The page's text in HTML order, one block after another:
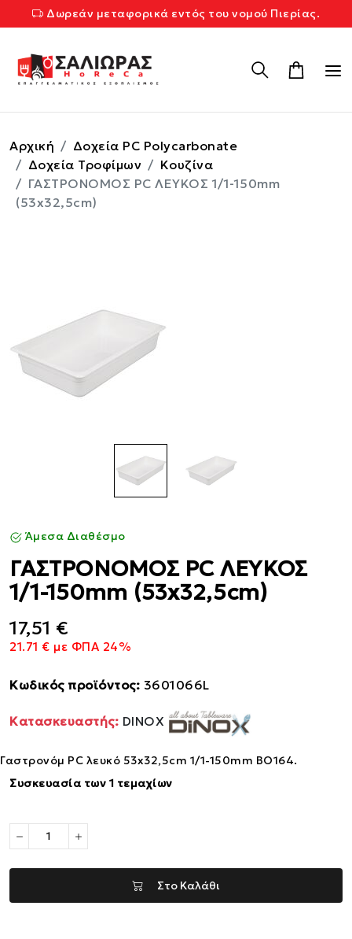
Δωρεάν μεταφορικά εντός του νομού Πιερίας.
Αρχική
Δοχεία PC Polycarbonate
Δοχεία Τροφίμων
Κουζίνα
ΓΑΣΤΡΟΝΟΜΟΣ PC ΛΕΥΚΟΣ 1/1-150mm
(53x32,5cm)
Άμεσα Διαθέσμο
ΓΑΣΤΡΟΝΟΜΟΣ PC ΛΕΥΚΟΣ
1/1-150mm (53x32,5cm)
17,51 €
21.71 € με ΦΠΑ 24%
Κωδικός προϊόντος: 3601066L
Κατασκευαστής: DINOX
Γαστρονόμ PC λευκό 53x32,5cm 1/1-150mm BO164.
Συσκευασία των 1 τεμαχίων
Στο Καλάθι